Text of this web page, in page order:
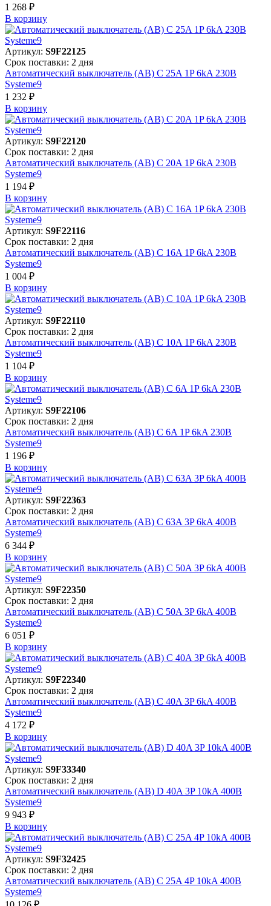
1 268 ₽
В корзинy
Артикул: S9F22125
Срок поставки: 2 дня
Автоматический выключатель (АВ) C 25A 1P 6kA 230В
Systeme9
1 232 ₽
В корзинy
Артикул: S9F22120
Срок поставки: 2 дня
Автоматический выключатель (АВ) C 20A 1P 6kA 230В
Systeme9
1 194 ₽
В корзинy
Артикул: S9F22116
Срок поставки: 2 дня
Автоматический выключатель (АВ) C 16A 1P 6kA 230В
Systeme9
1 004 ₽
В корзинy
Артикул: S9F22110
Срок поставки: 2 дня
Автоматический выключатель (АВ) C 10A 1P 6kA 230В
Systeme9
1 104 ₽
В корзинy
Артикул: S9F22106
Срок поставки: 2 дня
Автоматический выключатель (АВ) C 6A 1P 6kA 230В
Systeme9
1 196 ₽
В корзинy
Артикул: S9F22363
Срок поставки: 2 дня
Автоматический выключатель (АВ) C 63A 3P 6kA 400В
Systeme9
6 344 ₽
В корзинy
Артикул: S9F22350
Срок поставки: 2 дня
Автоматический выключатель (АВ) C 50A 3P 6kA 400В
Systeme9
6 051 ₽
В корзинy
Артикул: S9F22340
Срок поставки: 2 дня
Автоматический выключатель (АВ) C 40A 3P 6kA 400В
Systeme9
4 172 ₽
В корзинy
Артикул: S9F33340
Срок поставки: 2 дня
Автоматический выключатель (АВ) D 40A 3P 10kA 400В
Systeme9
9 943 ₽
В корзинy
Артикул: S9F32425
Срок поставки: 2 дня
Автоматический выключатель (АВ) C 25A 4P 10kA 400В
Systeme9